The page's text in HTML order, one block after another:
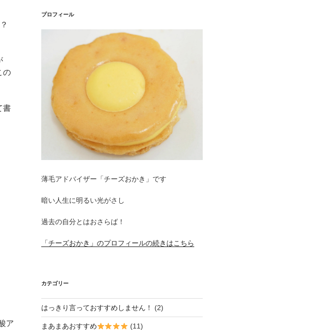
の
書
ア
プロフィール
薄毛アドバイザー「チーズおかき」です
暗い人生に明るい光がさし
過去の自分とはおさらば！
「チーズおかき」のプロフィールの続きはこちら
カテゴリー
はっきり言っておすすめしません！ (2)
まあまあおすすめ (11)